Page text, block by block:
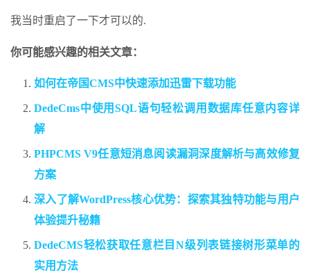
我当时重启了一下才可以的.
你可能感兴趣的相关文章：
如何在帝国CMS中快速添加迅雷下载功能
DedeCms中使用SQL语句轻松调用数据库任意内容详
解
PHPCMS V9任意短消息阅读漏洞深度解析与高效修复
方案
深入了解WordPress核心优势：探索其独特功能与用户
体验提升秘籍
DedeCMS轻松获取任意栏目N级列表链接树形菜单的
实用方法